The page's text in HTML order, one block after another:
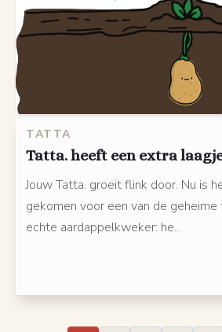
TATTA
Tatta. heeft een extra
Jouw Tatta. groeit flink door. Nu is
gekomen voor een van de geheime
echte aardappelkweker: he...